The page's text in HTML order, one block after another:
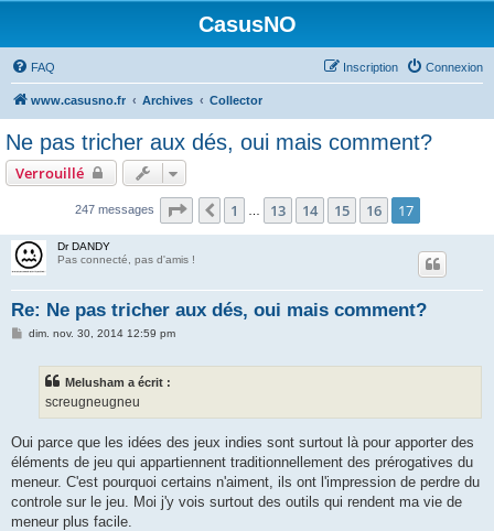
CasusNO
FAQ Connexion
Inscription
www.casusno.fr Archives Collector
Ne pas tricher aux dés, oui mais comment?
Verrouillé
247 messages Page 17 sur 17
Précédent
1 13 14 15 16 17
Dr DANDY
Pas connecté, pas d'amis !
Re: Ne pas tricher aux dés, oui mais comment?
Mdim. nov. 30, 2014 12:59 pm
Melusham a écrit :
screugneugneu
Oui parce que les idées des jeux indies sont surtout là pour apporter des
éléments de jeu qui appartiennent traditionnellement des prérogatives du
meneur. C'est pourquoi certains n'aiment, ils ont l'impression de perdre du
controle sur le jeu. Moi j'y vois surtout des outils qui rendent ma vie de
meneur plus facile.